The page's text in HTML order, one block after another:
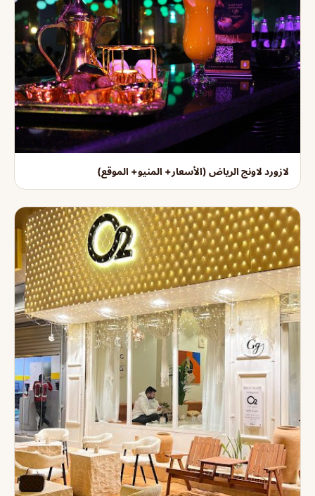
لازورد لاونج الرياض (الأسعار+ المنيو+ الموقع)